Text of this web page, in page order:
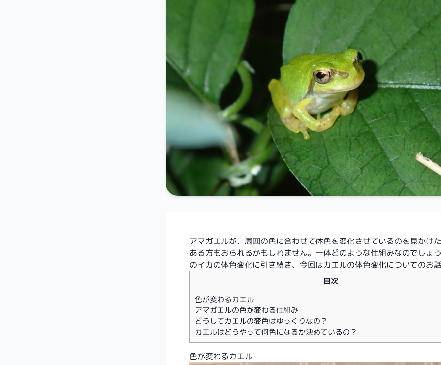
アマガエルが、周囲の色に合わせて体色を変化させているのを見かけ
ある方もおられるかもしれません。一体どのような仕組みなのでしょ
のイカの体色変化に引き続き、今回はカエルの体色変化についてのお
目次
色が変わるカエル
アマガエルの色が変わる仕組み
どうしてカエルの変色はゆっくりなの？
カエルはどうやって何色になるか決めているの？
色が変わるカエル